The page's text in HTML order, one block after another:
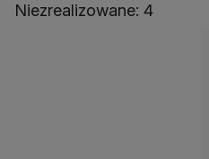
Niezrealizowane: 4